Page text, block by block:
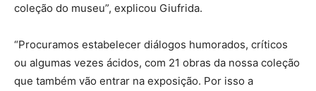
coleção do museu”, explicou Giufrida.
“Procuramos estabelecer diálogos humorados, críticos
ou algumas vezes ácidos, com 21 obras da nossa coleção
que também vão entrar na exposição. Por isso a